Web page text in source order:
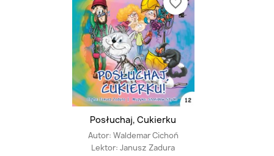
Posłuchaj, Cukierku
Autor: Waldemar Cichoń
Lektor: Janusz Zadura
favorite_border